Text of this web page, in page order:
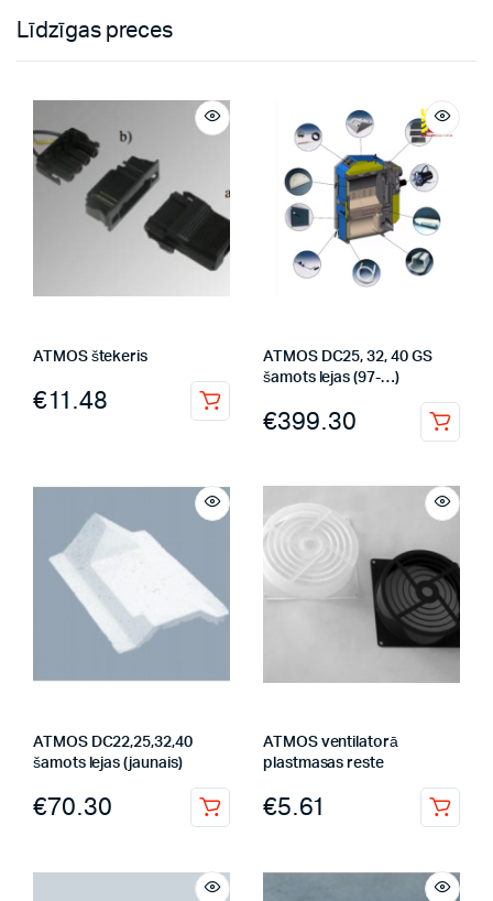
Līdzīgas preces
ATMOS štekeris
€11.48
ATMOS DC25, 32, 40 GS
šamots lejas (97-…)
€399.30
ATMOS DC22,25,32,40
šamots lejas (jaunais)
€70.30
ATMOS ventilatorā
plastmasas reste
€5.61